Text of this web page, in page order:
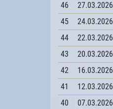
46
27.03.2026
45
24.03.2026
44
22.03.2026
43
20.03.2026
42
16.03.2026
41
12.03.2026
40
07.03.2026